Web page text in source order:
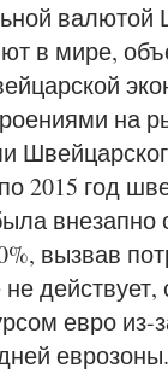
валютой
в мире,
на
2015 год
внезапно
вызвав
действует,
евро из-
еврозоны.